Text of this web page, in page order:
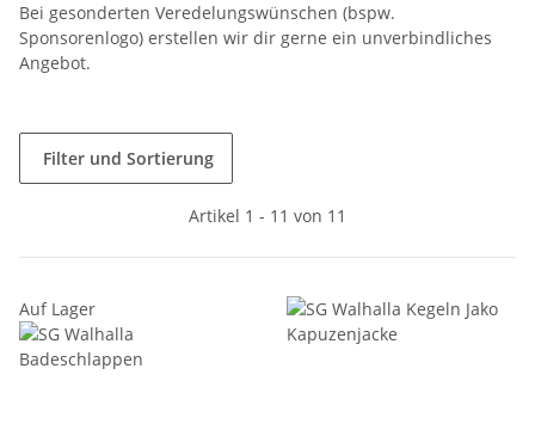
Bei gesonderten Veredelungswünschen (bspw.
Sponsorenlogo) erstellen wir dir gerne ein unverbindliches
Angebot.
Filter und Sortierung
Artikel 1 - 11 von 11
Auf Lager